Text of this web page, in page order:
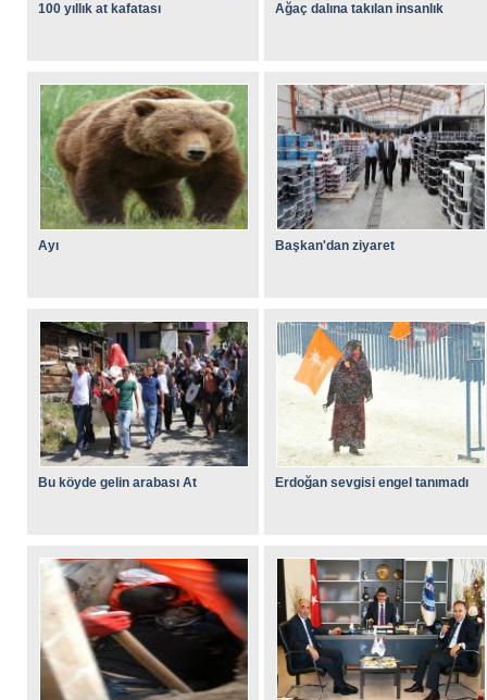
100 yıllık at kafatası Ağaç dalına takılan insanlık
Ayı Başkan'dan ziyaret
Bu köyde gelin arabası At Erdoğan sevgisi engel tanımadı